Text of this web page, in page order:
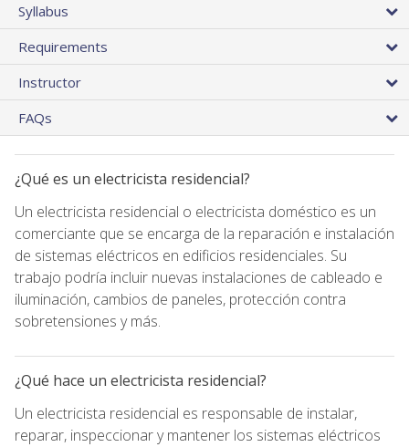
Syllabus
Requirements
Instructor
FAQs
¿Qué es un electricista residencial?
Un electricista residencial o electricista doméstico es un
comerciante que se encarga de la reparación e instalación
de sistemas eléctricos en edificios residenciales. Su
trabajo podría incluir nuevas instalaciones de cableado e
iluminación, cambios de paneles, protección contra
sobretensiones y más.
¿Qué hace un electricista residencial?
Un electricista residencial es responsable de instalar,
reparar, inspeccionar y mantener los sistemas eléctricos